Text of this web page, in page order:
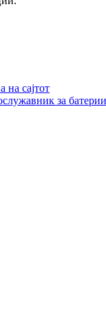
на сајтот
за